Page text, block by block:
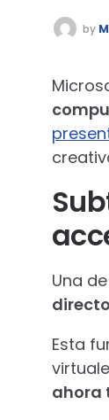
BY
by
Una
Esta
ahora